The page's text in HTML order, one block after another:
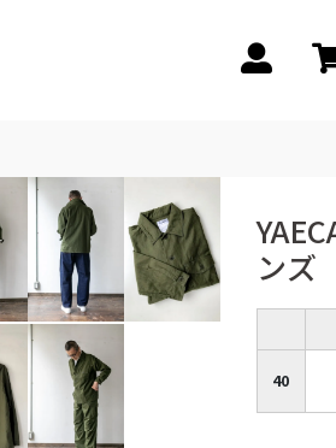
ンズ
40